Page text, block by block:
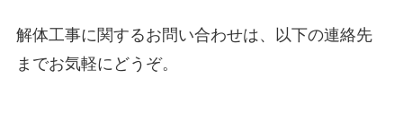
解体工事に関するお問い合わせは、以下の連絡先
までお気軽にどうぞ。